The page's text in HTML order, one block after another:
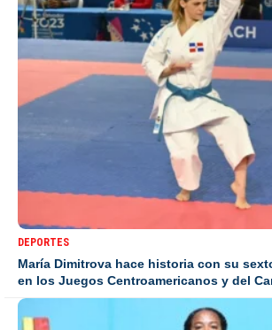
DEPORTES
María Dimitrova hace historia con su
en los Juegos Centroamericanos y del